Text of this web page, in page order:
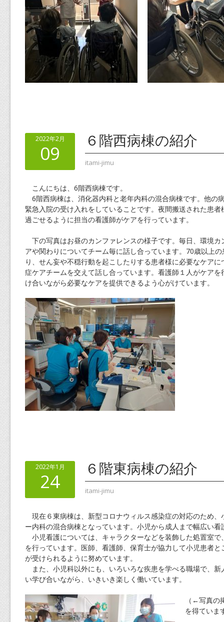
2022年2月
09
６階西病棟の紹介
itami-jimu
こんにちは、6階西病棟です。
6階西病棟は、消化器内科と老年内科の混合病棟です。他の
緊急入院の受け入れをしていることです。夜間搬送された患
過ごせるように担当の看護師がケアを行っています。
下の写真はお昼のカンファレンスの様子です。毎日、環境カ
アや関わりについてチーム毎に話し合っています。70歳以上
り、せん妄や不穏行動を起こしたりする患者様に必要なケア
症ケアチームを交えて話し合っています。看護師１人がケア
け合いながら必要なケアを提供できるよう心がけています。
2022年1月
24
６階東病棟の紹介
itami-jimu
現在６東病棟は、新型コロナウィルス感染症の対応のため、
ー内科の混合病棟となっています。小児から成人まで幅広い
小児看護については、キャラクターなどを装飾した処置室で
を行っています。医師、看護師、保育士が協力して小児患者
が受けられるように努めています。
また、小児科以外にも、いろいろな疾患を学べる職場で、新
い学び合いながら、いきいき楽しく働いています。
（←写真の
を得ていま